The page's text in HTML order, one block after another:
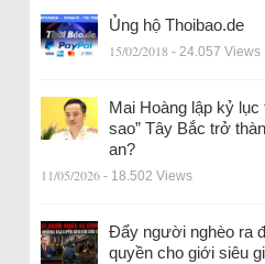
Ủng hộ Thoibao.de
15/02/2018 - 24.057 Views
Mai Hoàng lập kỷ lục
sao” Tây Bắc trở
an?
11/05/2026 - 18.502 Views
Đẩy người nghèo ra
quyền cho giới siêu